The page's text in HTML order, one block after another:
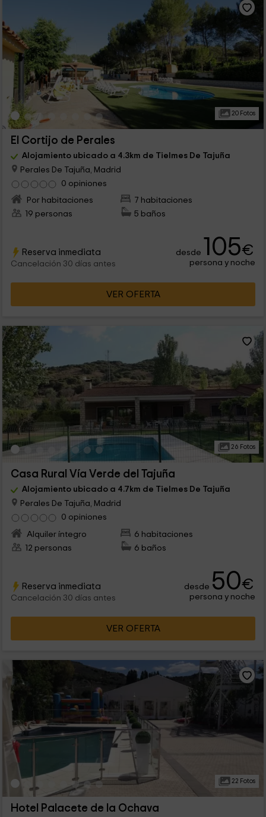
20 Fotos
El Cortijo de Perales
Alojamiento ubicado a 4.3km de Tielmes De Tajuña
Perales De Tajuña, Madrid
0 opiniones
Por habitaciones
7 habitaciones
19 personas
5 baños
Reserva inmediata
Cancelación 30 días antes
desde 105€
persona y noche
VER OFERTA
26 Fotos
Casa Rural Vía Verde del Tajuña
Alojamiento ubicado a 4.7km de Tielmes De Tajuña
Perales De Tajuña, Madrid
0 opiniones
Alquiler íntegro
6 habitaciones
12 personas
6 baños
Reserva inmediata
Cancelación 30 días antes
desde 50€
persona y noche
VER OFERTA
22 Fotos
Hotel Palacete de la Ochava